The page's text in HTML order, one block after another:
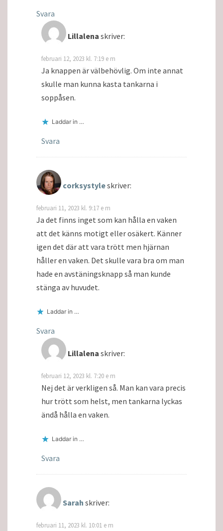
Svara
Lillalena skriver:
februari 12, 2023 kl. 7:19 e m
Ja knappen är välbehövlig. Om inte annat
skulle man kunna kasta tankarna i
soppåsen.
Laddar in …
Svara
corksystyleskriver:
februari 11, 2023 kl. 9:17 e m
Ja det finns inget som kan hålla en vaken
att det känns motigt eller osäkert. Känner
igen det där att vara trött men hjärnan
håller en vaken. Det skulle vara bra om man
hade en avstäningsknapp så man kunde
stänga av huvudet.
Laddar in …
Svara
Lillalena skriver:
februari 12, 2023 kl. 7:20 e m
Nej det är verkligen så. Man kan vara precis
hur trött som helst, men tankarna lyckas
ändå hålla en vaken.
Laddar in …
Svara
Sarah skriver:
februari 11, 2023 kl. 10:01 e m